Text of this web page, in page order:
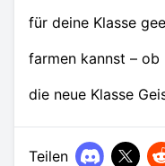
für deine Klasse
farmen kannst – ob
die neue Klasse
Teilen